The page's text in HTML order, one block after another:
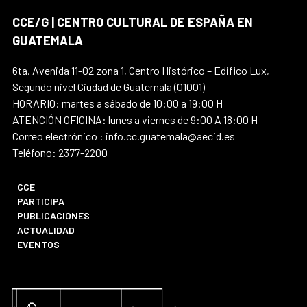
CCE/G | CENTRO CULTURAL DE ESPAÑA EN
GUATEMALA
6ta. Avenida 11-02 zona 1, Centro Histórico – Edifico Lux,
Segundo nivel Ciudad de Guatemala (01001)
HORARIO: martes a sábado de 10:00 a 19:00 H
ATENCIÓN OFICINA: lunes a viernes de 9:00 A 18:00 H
Correo electrónico : info.cc.guatemala@aecid.es
Teléfono: 2377-2200
CCE
PARTICIPA
PUBLICACIONES
ACTUALIDAD
EVENTOS